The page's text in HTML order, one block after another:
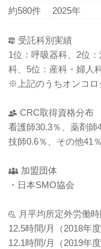
約580件
2025年
受託科別実績
1位：呼吸器科、2位
科、5位：産科・婦人
※上記のうちオンコロ
CRC取得資格分布
看護師30.3％、薬剤師
技師0.6％、その他
加盟団体
・日本SMO協会
月平均所定外労働
12.5時間/月（2018年度
12.1時間/月（2019年度